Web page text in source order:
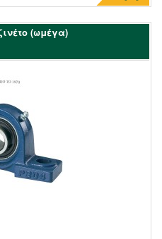
(ωμέγα)